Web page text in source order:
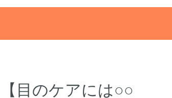
【目のケアには○○